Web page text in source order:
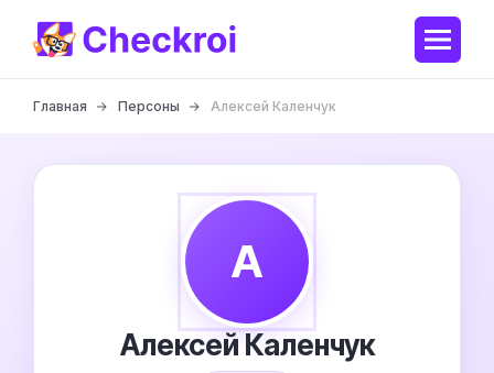
Главная Персоны Алексей Каленчук
А
Алексей Каленчук